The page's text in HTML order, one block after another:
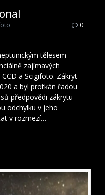
0
tělesem
zajímavých
a Scigifoto. Zákryt
a byl protkán řadou
předpovědi zákrytu
odchylku v jeho
v rozmezí…